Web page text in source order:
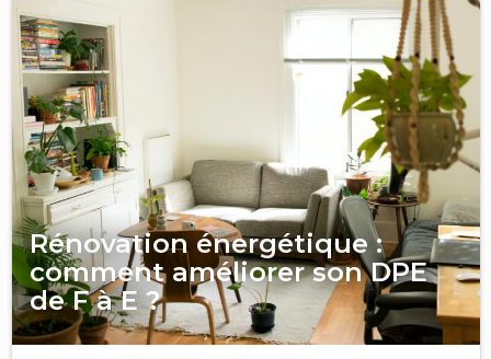
Rénovation énergétique :
comment améliorer son DPE
de F à E ?